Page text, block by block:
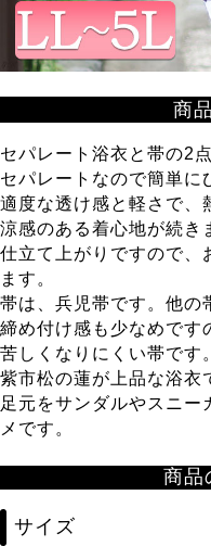
商
セパレート浴衣と帯の2
セパレートなので簡単に
適度な透け感と軽さで、
涼感のある着心地が続き
仕立て上がりですので、
ます。
帯は、兵児帯です。他の
締め付け感も少なめです
苦しくなりにくい帯です。
紫市松の蓮が上品な浴衣
足元をサンダルやスニー
メです。
商品
サイズ